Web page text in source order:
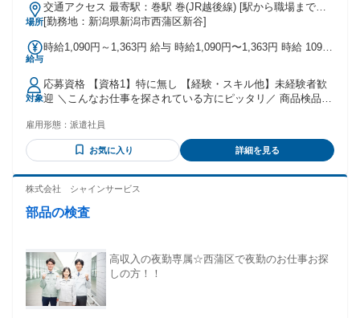
場所
交通アクセス 最寄駅：巻駅 巻(JR越後線) [駅から職場までの
時間]車・バス 8分
[勤務地：新潟県新潟市西蒲区新谷]
給与
時給1,090円～1,363円 給与 時給1,090円〜1,363円 時給 1090
=175,774円 残業 1,090円ｘ1.25ｘ3時間=4,088円 賞与手当含
【退職手当】制度あり ※給与は、経験を考慮し決定します。
対象
応募資格 【資格1】特に無し 【経験・スキル他】未経験者歓
迎 ＼こんなお仕事を探されている方にピッタリ／ 商品検品・
シール貼りなどのコツコツもくもく軽作業 梱包・包装・組
立・加工などの工場製造 検査・充填・品出しなどの機械オペ
レータ 食品工場（肉・鮮魚・野菜・惣菜）での盛り付け・調
雇用形態： 派遣社員
お気に入り 詳細を見る
株式会社 シャインサービス
部品の検査
高収入の夜勤専属☆西蒲区で夜勤のお仕事お探
しの方！！